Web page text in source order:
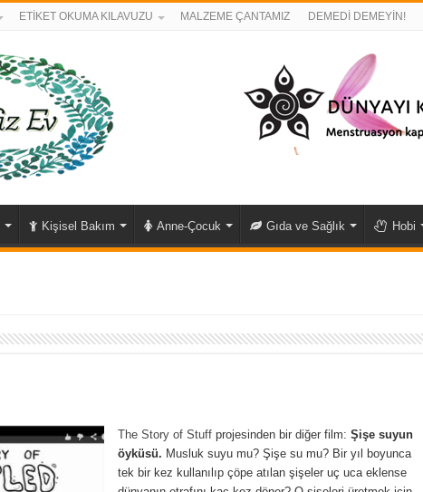
ETİKET OKUMA KILAVUZU MALZEME ÇANTAMIZ DEMEDİ DEMEYİN!
Kişisel Bakım Anne-Çocuk Gıda ve Sağlık Hobi
The Story of Stuff projesinden bir diğer film: Şişe suyun
öyküsü. Musluk suyu mu? Şişe su mu? Bir yıl boyunca
tek bir kez kullanılıp çöpe atılan şişeler uç uca eklense